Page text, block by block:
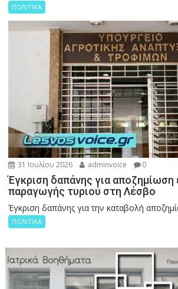
ΠΟΛΙΤΙΚΑ
31 Ιουλίου 2026 adminvoice 0
Έγκριση δαπάνης για αποζημίωση
παραγωγής τυριού στη Λέσβο
Έγκριση δαπάνης για την καταβολή
ΠΟΛΙΤΙΚΑ